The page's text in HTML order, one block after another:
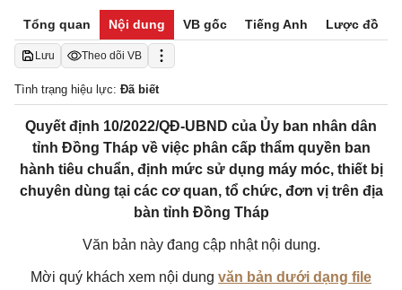
Tổng quan Nội dung VB gốc Tiếng Anh Lược đồ
Lưu Theo dõi VB
Tình trạng hiệu lực: Đã biết
Quyết định 10/2022/QĐ-UBND của Ủy ban nhân dân
tỉnh Đồng Tháp về việc phân cấp thẩm quyền ban
hành tiêu chuẩn, định mức sử dụng máy móc, thiết bị
chuyên dùng tại các cơ quan, tổ chức, đơn vị trên địa
bàn tỉnh Đồng Tháp
Văn bản này đang cập nhật nội dung.
Mời quý khách xem nội dung văn bản dưới dạng file